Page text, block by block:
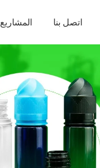
المشاريع اتصل بنا